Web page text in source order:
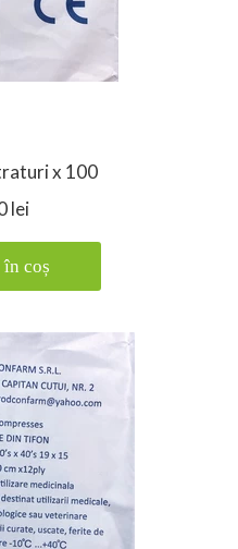
x 100
lei
coș